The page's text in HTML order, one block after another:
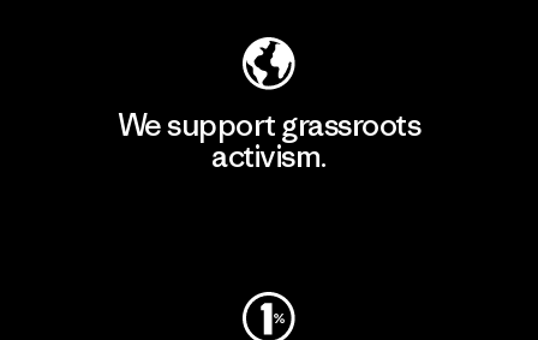
We support grassroots
activism.